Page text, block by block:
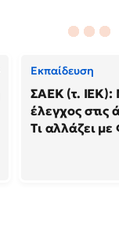
Εκπαίδευση
ΣΑΕΚ (τ. ΙΕΚ):
έλεγχος στις
Τι αλλάζει